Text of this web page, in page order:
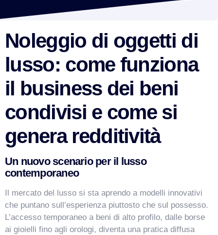
Noleggio di oggetti di
lusso: come funziona
il business dei beni
condivisi e come si
genera redditività
Un nuovo scenario per il lusso
contemporaneo
Il mercato del lusso si sta aprendo a modelli innovativi
che puntano sull’esperienza piuttosto che sul possesso.
L’accesso temporaneo a beni di alto profilo, dalle borse
ai gioielli fino agli orologi, diventa una pratica diffusa
VismarChat AI Agent